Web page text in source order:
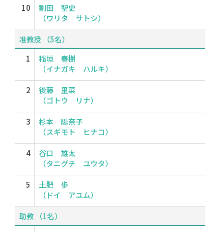
10
割田 聖史
（ワリタ サトシ）
准教授 （5名）
1
稲垣 春樹
（イナガキ ハルキ）
2
後藤 里菜
（ゴトウ リナ）
3
杉本 陽奈子
（スギモト ヒナコ）
4
谷口 雄太
（タニグチ ユウタ）
5
土肥 歩
（ドイ アユム）
助教 （1名）